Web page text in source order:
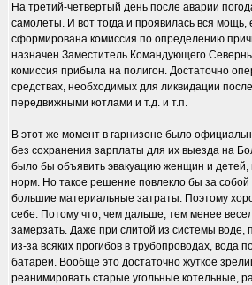
На третий-четвертый день после аварии
самолеты. И вот тогда и проявилась вся
сформирована комиссия по определению
назначен Заместитель Командующего
комиссия прибыла на полигон. Достаточно
средствах, необходимых для ликвидации
передвижными котлами и т.д. и т.п.
В этот же момент в гарнизоне было
без сохранения зарплаты для их выезда на
было бы объявить эвакуацию женщин и детей,
норм. Но такое решение повлекло бы за
большие материальные затраты. Поэтому
себе. Потому что, чем дальше, тем менее
замерзать. Даже при слитой из системы воде,
из-за всяких прогибов в трубопроводах, вода
батареи. Вообще это достаточно жуткое
реанимировать старые угольные котельные,